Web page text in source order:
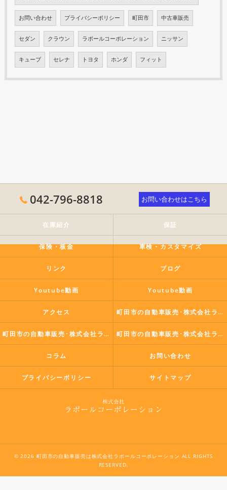
お問い合わせ プライバシーポリシー 町田市 中古車販売
セダン クラウン ラポールコーポレーション ニッサン
キューブ セレナ トヨタ ホンダ フィット
042-796-8818 お問い合わせはこちら
在庫紹介 保証
保険・板金 車検・カスタマイズ
リンク ブログ
Youtube動画 Youtube動画
アクセス 町田市の自動車販売･株式会社ラポールコーポレーションの口コミ情報
町田市の自動車販売･株式会社ラポールコーポレーションの評判 町田市の自動車販売･株式会社ラポールコーポレーションのお客様の声
コラム お問い合わせ
プライバシーポリシー サイトマップ
© 2026 町田市の自動車販売は株式会社ラポールコーポレーション ALL RIGHTS
RESERVED.